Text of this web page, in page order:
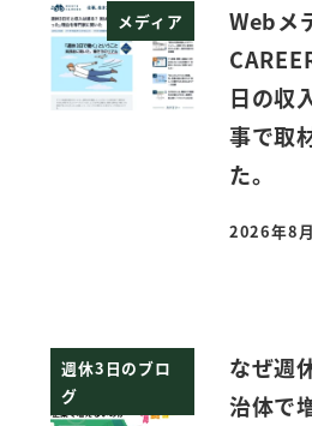
メディア
Webメ
日の収
事で取
た。
投稿日
2026年8
週休3日のブロ
グ
なぜ週
治体で